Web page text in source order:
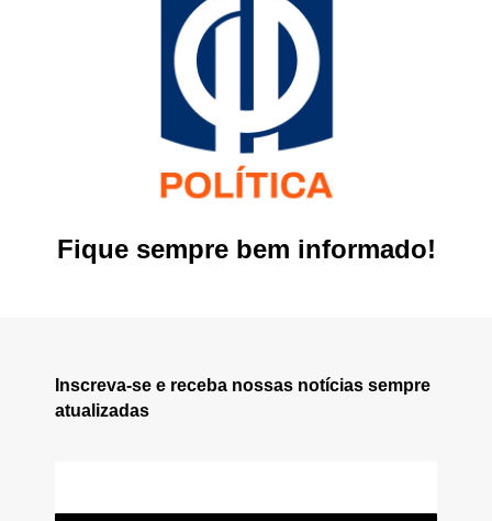
Fique sempre bem informado!
Inscreva-se e receba nossas notícias sempre
atualizadas